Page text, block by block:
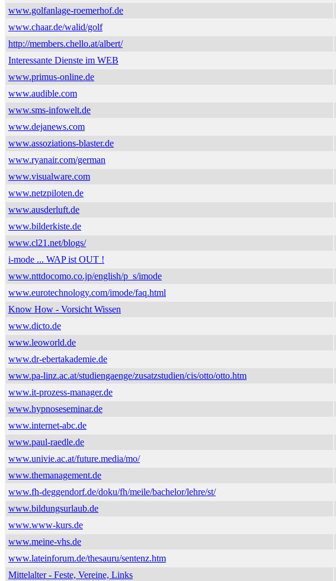
www.golfanlage-roemerhof.de
www.chaar.de/walid/golf
http://members.chello.at/albert/
Interessante Dienste im WEB
www.primus-online.de
www.audible.com
www.sms-infowelt.de
www.dejanews.com
www.assoziations-blaster.de
www.ryanair.com/german
www.visualware.com
www.netzpiloten.de
www.ausderluft.de
www.bilderkiste.de
www.cl21.net/blogs/
i-mode ... WAP ist OUT !
www.nttdocomo.co.jp/english/p_s/imode
www.eurotechnology.com/imode/faq.html
Know How - Vorsicht Wissen
www.dicto.de
www.leoworld.de
www.dr-ebertakademie.de
www.pa-linz.ac.at/studiengaenge/zusatzstudien/cis/otto/otto.htm
www.it-prozess-manager.de
www.hypnoseseminar.de
www.internet-abc.de
www.paul-raedle.de
www.univie.ac.at/future.media/mo/
www.themanagement.de
www.fh-deggendorf.de/doku/fh/meile/bachelor/lehre/st/
www.bildungsurlaub.de
www.www-kurs.de
www.meine-vhs.de
www.lateinforum.de/thesauru/sentenz.htm
Mittelalter - Feste, Vereine, Links